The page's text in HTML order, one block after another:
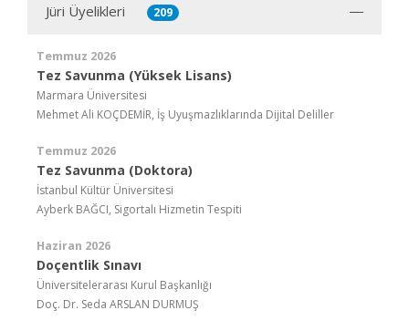
Jüri Üyelikleri 209
Temmuz 2026
Tez Savunma (Yüksek Lisans)
Marmara Üniversitesi
Mehmet Ali KOÇDEMİR, İş Uyuşmazlıklarında Dijital Deliller
Temmuz 2026
Tez Savunma (Doktora)
İstanbul Kültür Üniversitesi
Ayberk BAĞCI, Sigortalı Hizmetin Tespiti
Haziran 2026
Doçentlik Sınavı
Üniversitelerarası Kurul Başkanlığı
Doç. Dr. Seda ARSLAN DURMUŞ